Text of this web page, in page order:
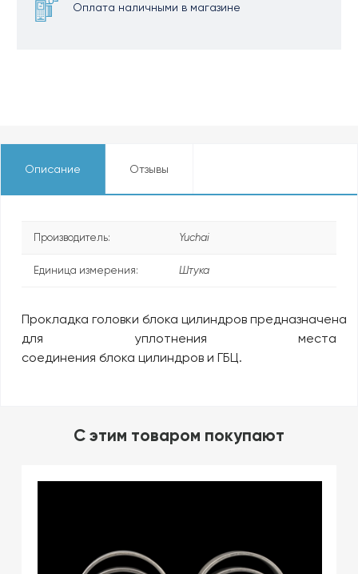
Оплата наличными в магазине
Описание Отзывы
Производитель: Yuchai
Единица измерения: Штука
Прокладка головки блока цилиндров предназначена
для уплотнения места
соединения блока цилиндров и ГБЦ.
C этим товаром покупают